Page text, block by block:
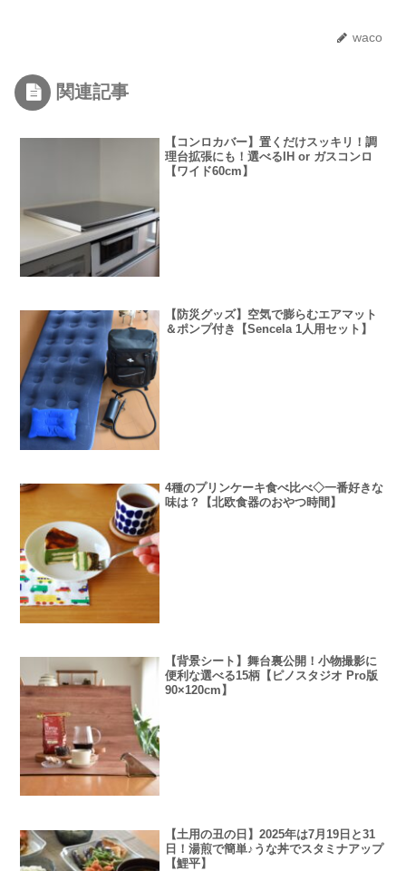
waco
関連記事
【コンロカバー】置くだけスッキリ！調
理台拡張にも！選べるIH or ガスコンロ
【ワイド60cm】
【防災グッズ】空気で膨らむエアマット
＆ポンプ付き【Sencela 1人用セット】
4種のプリンケーキ食べ比べ◇一番好きな
味は？【北欧食器のおやつ時間】
【背景シート】舞台裏公開！小物撮影に
便利な選べる15柄【ピノスタジオ Pro版
90×120cm】
【土用の丑の日】2025年は7月19日と31
日！湯煎で簡単♪うな丼でスタミナアップ
【鯉平】